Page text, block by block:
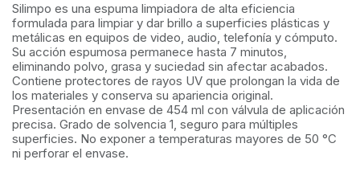
Silimpo es una espuma limpiadora de alta eficiencia
formulada para limpiar y dar brillo a superficies plásticas y
metálicas en equipos de video, audio, telefonía y cómputo.
Su acción espumosa permanece hasta 7 minutos,
eliminando polvo, grasa y suciedad sin afectar acabados.
Contiene protectores de rayos UV que prolongan la vida de
los materiales y conserva su apariencia original.
Presentación en envase de 454 ml con válvula de aplicación
precisa. Grado de solvencia 1, seguro para múltiples
superficies. No exponer a temperaturas mayores de 50 °C
ni perforar el envase.